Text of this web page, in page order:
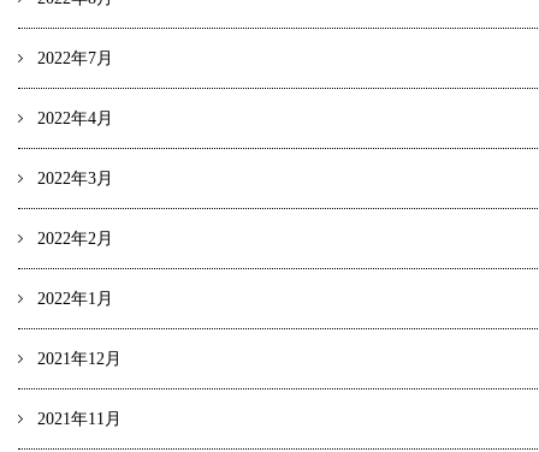
2022年7月
2022年4月
2022年3月
2022年2月
2022年1月
2021年12月
2021年11月